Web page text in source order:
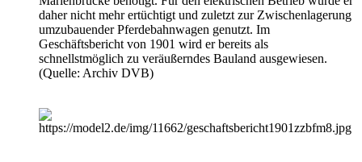
daher nicht mehr ertüchtigt und zuletzt zur Zwischenlagerung
umzubauender Pferdebahnwagen genutzt. Im
Geschäftsbericht von 1901 wird er bereits als
schnellstmöglich zu veräußerndes Bauland ausgewiesen.
(Quelle: Archiv DVB)